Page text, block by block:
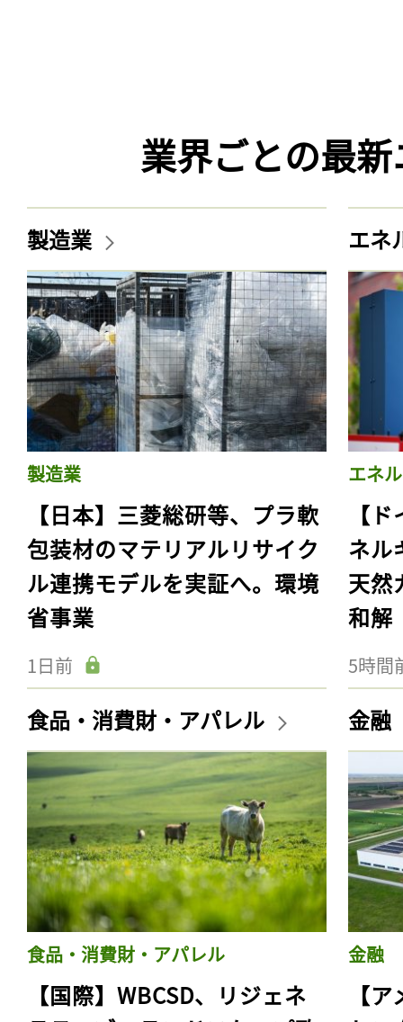
業界ごとの最
製造業
製造業
【日本】三菱総研等、プラ軟
包装材のマテリアルリサイク
ル連携モデルを実証へ。環境
省事業
1日前
エネ
エネ
【
ネル
天然
和解
5時間
食品・消費財・アパレル
食品・消費財・アパレル
【国際】WBCSD、リジェネ
金融
金融
【